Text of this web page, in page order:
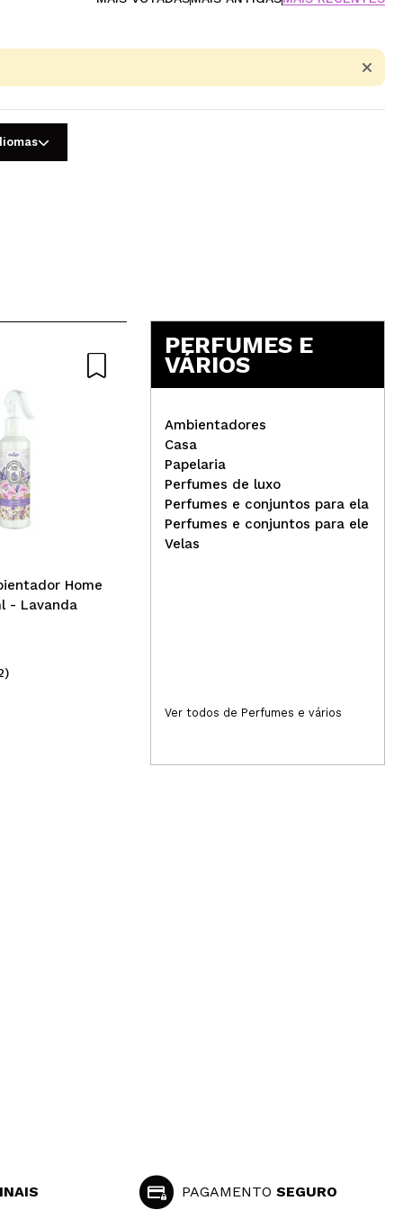
Home
- Lavanda
Prady - Ambientador
Neutralizante de Odores
Mikado - Banheiro
PERFUMES E
VÁRIOS
Ambientadores
Casa
Papelaria
Perfumes de luxo
Perfumes e conjuntos para ela
Perfumes e conjuntos para ele
Velas
Ver todos de Perfumes e vários
PAGAMENTOSEGURO